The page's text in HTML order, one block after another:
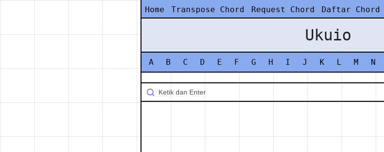
Home Transpose Chord Request Chord Daftar Chord
Ukuio
A B C D E F G H I J K L M N